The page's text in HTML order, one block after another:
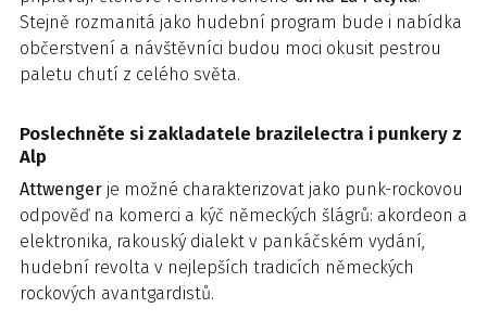
Stejně rozmanitá jako hudební program bude i nabídka
občerstvení a návštěvníci budou moci okusit pestrou
paletu chutí z celého světa.
Poslechněte si zakladatele brazilelectra i punkery z
Alp
Attwenger je možné charakterizovat jako punk-rockovou
odpověď na komerci a kýč německých šlágrů: akordeon a
elektronika, rakouský dialekt v pankáčském vydání,
hudební revolta v nejlepších tradicích německých
rockových avantgardistů.